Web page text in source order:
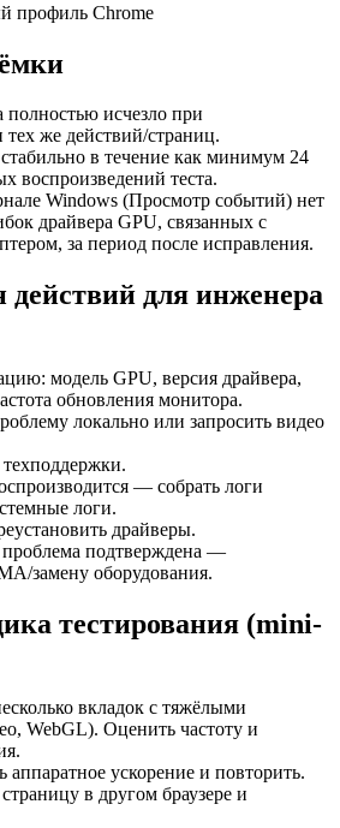
профиль Chrome
исчезло при
тех же действий/страниц.
стабильно в течение как минимум 24
воспроизведений теста.
Windows (Просмотр событий) нет
драйвера GPU, связанных с
за период после исправления.
для инженера
модель GPU, версия драйвера,
обновления монитора.
локально или запросить видео
— собрать логи
логи.
драйверы.
проблема подтверждена —
замену оборудования.
тестирования (mini-
вкладок с тяжёлыми
WebGL). Оценить частоту и
аппаратное ускорение и повторить.
страницу в другом браузере и